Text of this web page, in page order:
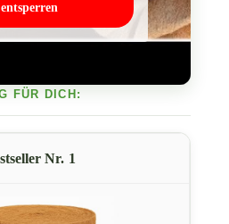
entsperren
1